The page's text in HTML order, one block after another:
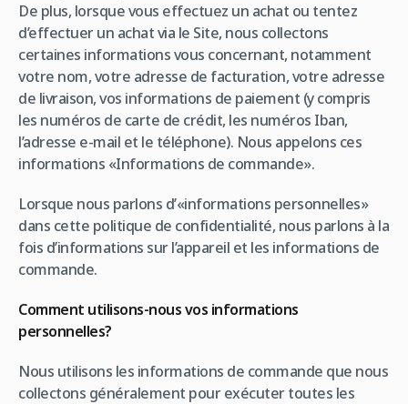
De plus, lorsque vous effectuez un achat ou tentez
d’effectuer un achat via le Site, nous collectons
certaines informations vous concernant, notamment
votre nom, votre adresse de facturation, votre adresse
de livraison, vos informations de paiement (y compris
les numéros de carte de crédit, les numéros Iban,
l’adresse e-mail et le téléphone). Nous appelons ces
informations «Informations de commande».
Lorsque nous parlons d’«informations personnelles»
dans cette politique de confidentialité, nous parlons à la
fois d’informations sur l’appareil et les informations de
commande.
Comment utilisons-nous vos informations
personnelles?
Nous utilisons les informations de commande que nous
collectons généralement pour exécuter toutes les